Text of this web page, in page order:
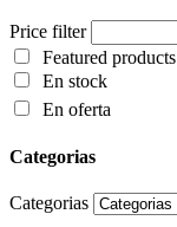
Price filter
Featured products
En stock
En oferta
Categorias
Categorias